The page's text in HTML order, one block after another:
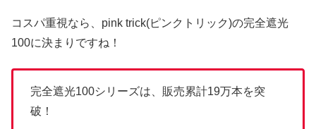
コスパ重視なら、pink trick(ピンクトリック)の完全遮光
100に決まりですね！
完全遮光100シリーズは、販売累計19万本を突
破！